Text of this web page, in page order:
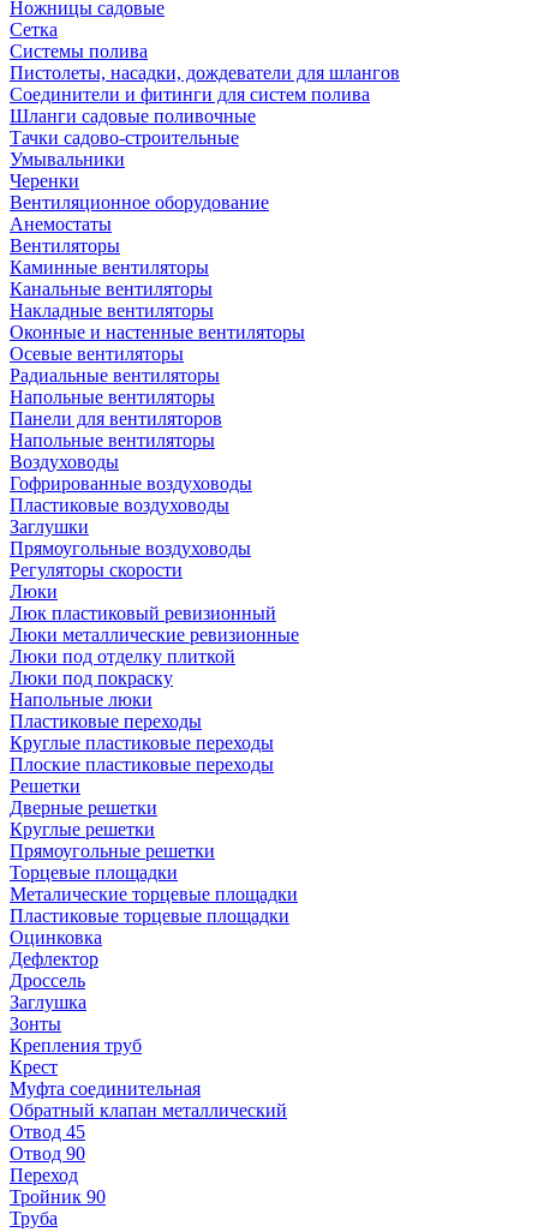
Ножницы садовые
Сетка
Системы полива
Пистолеты, насадки, дождеватели для шлангов
Соединители и фитинги для систем полива
Шланги садовые поливочные
Тачки садово-строительные
Умывальники
Черенки
Вентиляционное оборудование
Анемостаты
Вентиляторы
Каминные вентиляторы
Канальные вентиляторы
Накладные вентиляторы
Оконные и настенные вентиляторы
Осевые вентиляторы
Радиальные вентиляторы
Напольные вентиляторы
Панели для вентиляторов
Напольные вентиляторы
Воздуховоды
Гофрированные воздуховоды
Пластиковые воздуховоды
Заглушки
Прямоугольные воздуховоды
Регуляторы скорости
Люки
Люк пластиковый ревизионный
Люки металлические ревизионные
Люки под отделку плиткой
Люки под покраску
Напольные люки
Пластиковые переходы
Круглые пластиковые переходы
Плоские пластиковые переходы
Решетки
Дверные решетки
Круглые решетки
Прямоугольные решетки
Торцевые площадки
Металические торцевые площадки
Пластиковые торцевые площадки
Оцинковка
Дефлектор
Дроссель
Заглушка
Зонты
Крепления труб
Крест
Муфта соединительная
Обратный клапан металлический
Отвод 45
Отвод 90
Переход
Тройник 90
Труба